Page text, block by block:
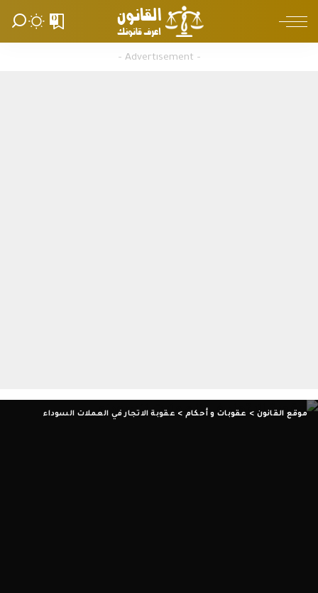
0
– Advertisement –
موقع القانون > عقوبات و أحكام > عقوبة الاتجار في العملات السوداء